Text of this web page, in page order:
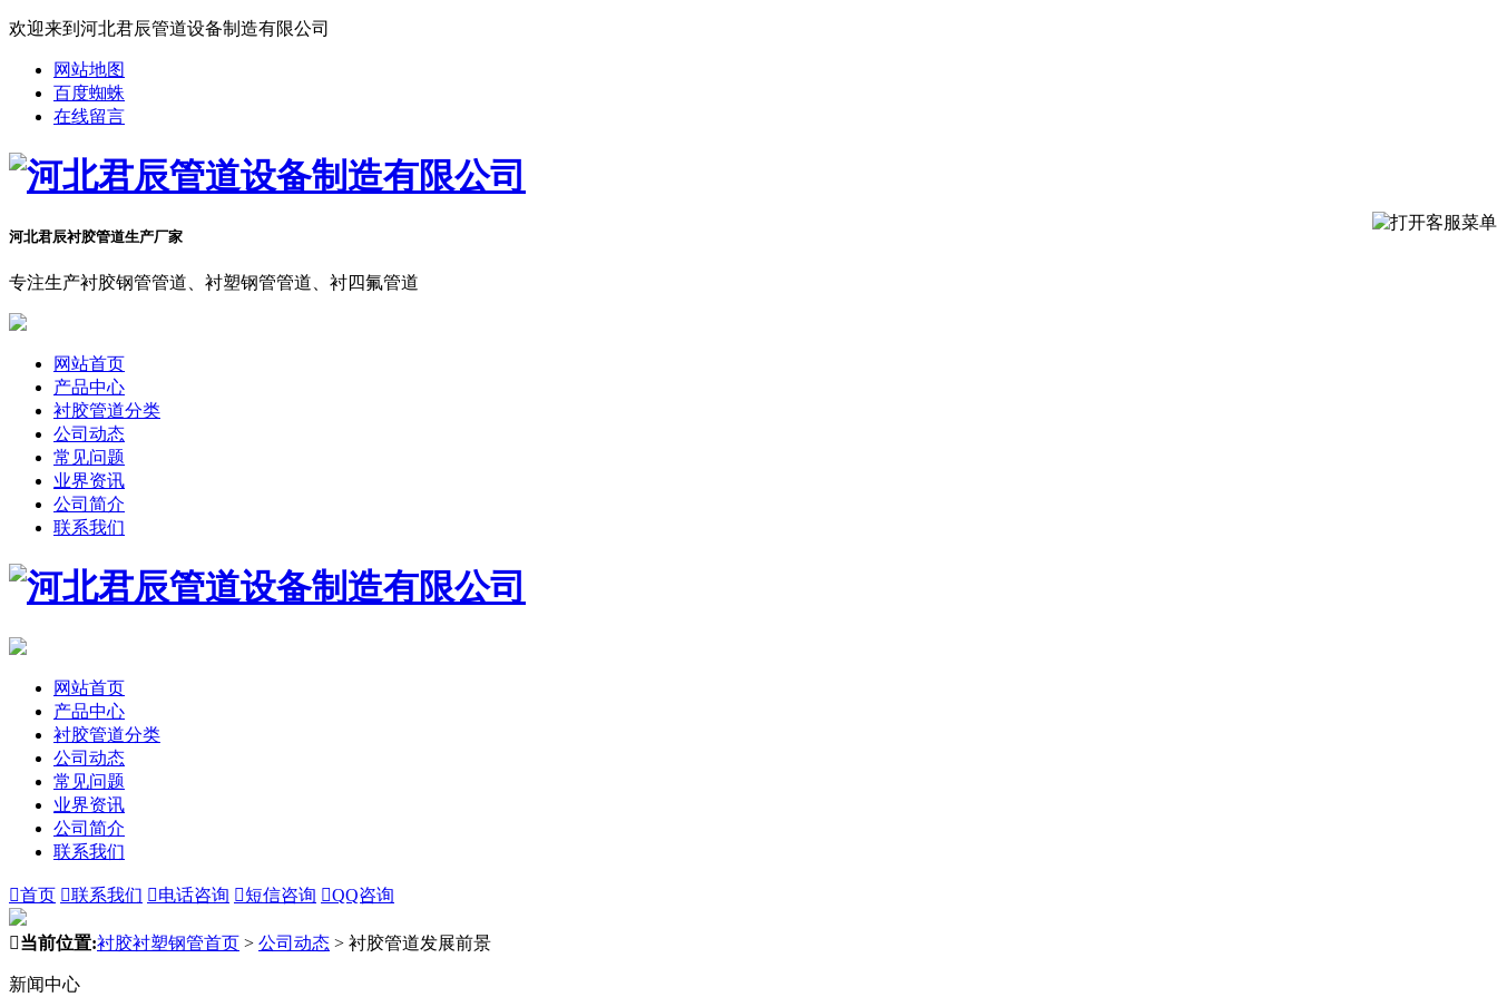
欢迎来到河北君辰管道设备制造有限公司
网站地图
百度蜘蛛
在线留言
河北君辰衬胶管道生产厂家
专注生产衬胶钢管管道、衬塑钢管管道、衬四氟管道
网站首页
产品中心
衬胶管道分类
公司动态
常见问题
业界资讯
公司简介
联系我们
网站首页
产品中心
衬胶管道分类
公司动态
常见问题
业界资讯
公司简介
联系我们
首页 联系我们 电话咨询 短信咨询 QQ咨询
当前位置:衬胶衬塑钢管首页 > 公司动态 > 衬胶管道发展前景
新闻中心